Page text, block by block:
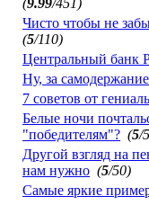
Чисто чтобы не
(5/110)
Центральный банк
Ну, за
7 советов от
Белые ночи
"победителям"? (5/
Другой взгляд на
нам нужно (5/50)
Самые яркие